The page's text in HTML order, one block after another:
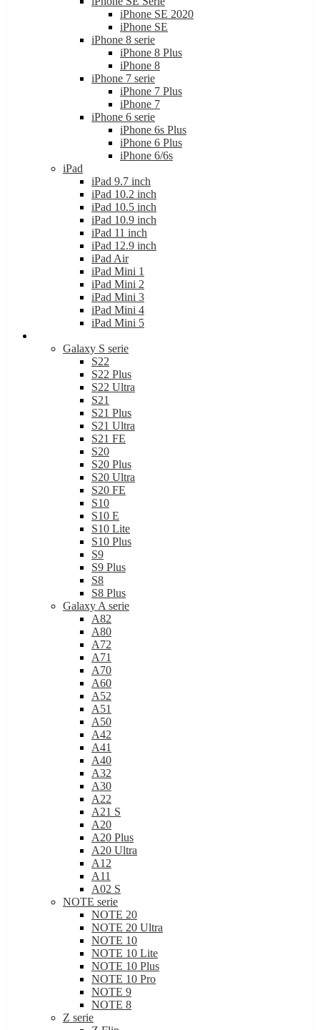
iPhone SE 2020
iPhone SE
iPhone 8 serie
iPhone 8 Plus
iPhone 8
iPhone 7 serie
iPhone 7 Plus
iPhone 7
iPhone 6 serie
iPhone 6s Plus
iPhone 6 Plus
iPhone 6/6s
iPad
iPad 9.7 inch
iPad 10.2 inch
iPad 10.5 inch
iPad 10.9 inch
iPad 11 inch
iPad 12.9 inch
iPad Air
iPad Mini 1
iPad Mini 2
iPad Mini 3
iPad Mini 4
iPad Mini 5
Galaxy S serie
S22
S22 Plus
S22 Ultra
S21
S21 Plus
S21 Ultra
S21 FE
S20
S20 Plus
S20 Ultra
S20 FE
S10
S10 E
S10 Lite
S10 Plus
S9
S9 Plus
S8
S8 Plus
Galaxy A serie
A82
A80
A72
A71
A70
A60
A52
A51
A50
A42
A41
A40
A32
A30
A22
A21 S
A20
A20 Plus
A20 Ultra
A12
A11
A02 S
NOTE serie
NOTE 20
NOTE 20 Ultra
NOTE 10
NOTE 10 Lite
NOTE 10 Plus
NOTE 10 Pro
NOTE 9
NOTE 8
Z serie